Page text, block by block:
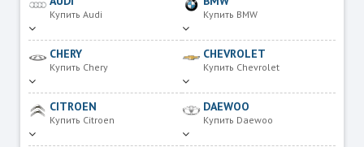
Купить Audi Купить BMW
CHERY
Купить Chery
CHEVROLET
Купить Chevrolet
CITROEN
Купить Citroen
DAEWOO
Купить Daewoo